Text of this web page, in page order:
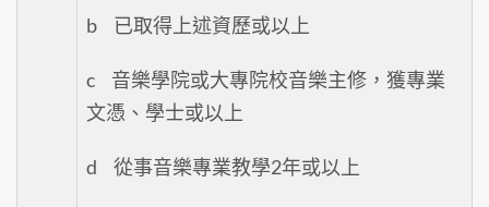
b 已取得上述資歷或以上
c 音樂學院或大專院校音樂主修，獲專業
文憑、學士或以上
d 從事音樂專業教學2年或以上